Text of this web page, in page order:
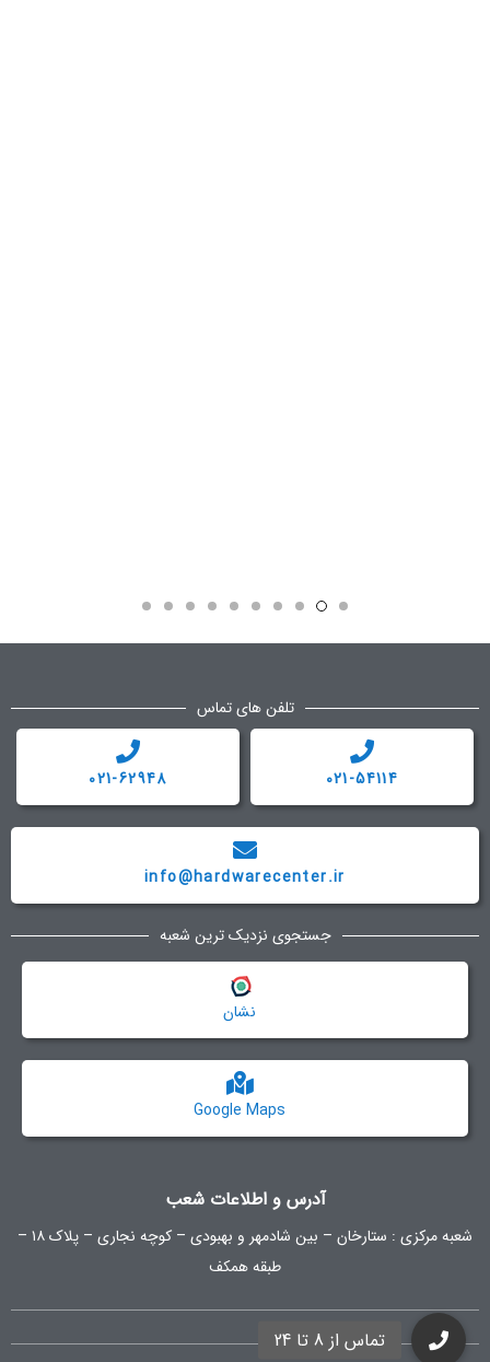
آدرس و اطلاعات شعب
شعبه مرکزی :
ستارخان – بین شادمهر و بهبودی – کوچه نجاری – پلاک ۱۸ –
طبقه همکف
تلفن های تماس
021-54114
021-62948
info@hardwarecenter.ir
جستجوی نزدیک ترین شعبه
Google Maps
نشان